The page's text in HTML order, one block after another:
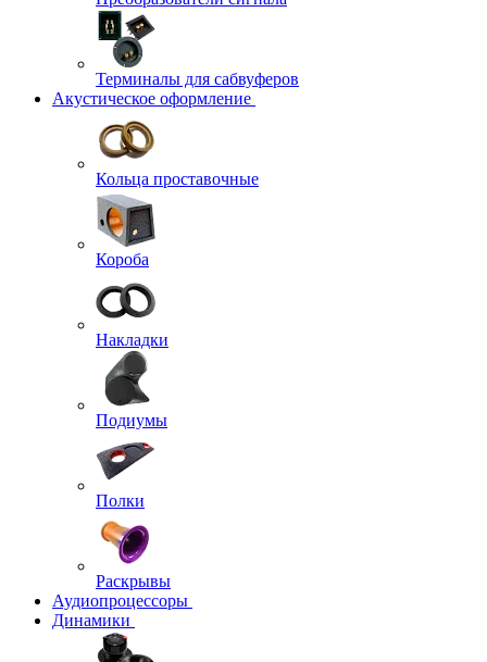
Терминалы для сабвуферов
Акустическое оформление
Кольца проставочные
Короба
Накладки
Подиумы
Полки
Раскрывы
Аудиопроцессоры
Динамики